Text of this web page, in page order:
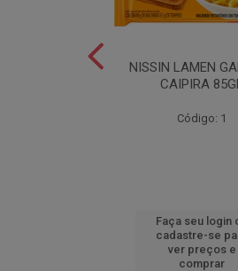
NISSIN LAMEN
CAIPIRA
Código: 1
Faça seu login
cadastre-se
ver preços e
comprar